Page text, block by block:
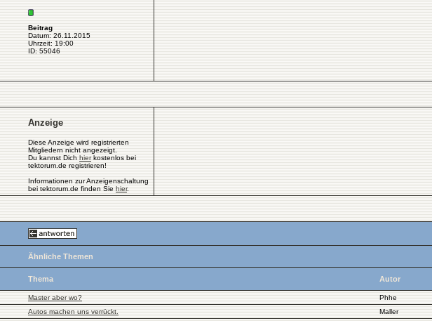
Beitrag
Datum: 26.11.2015
Uhrzeit: 19:00
ID: 55046
Anzeige
Diese Anzeige wird registrierten
Mitgliedern nicht angezeigt.
Du kannst Dich hierkostenlos bei
tektorum.de registrieren!
Informationen zur Anzeigenschaltung
bei tektorum.de finden Sie hier.
Ähnliche Themen
Thema Autor
Master aber wo? Phhe
Autos machen uns verrückt.
Maller